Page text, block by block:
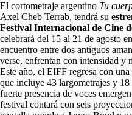
El cortometraje argentino Tu
Axel Cheb Terrab, tendrá su
Festival Internacional de Cine
celebrará del 15 al 21 de agosto
encuentro entre dos antiguos
verse, enfrentan con intensidad y
Este año, el EIFF regresa con
que incluye 43 largometrajes y 18
fuerte presencia de voces
festival contará con seis